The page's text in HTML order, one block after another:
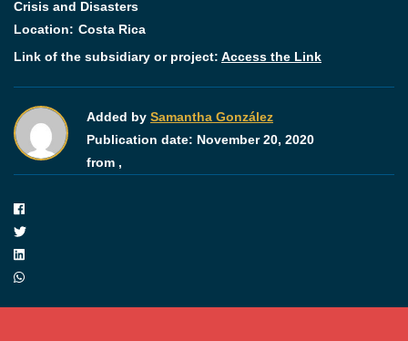
Crisis and Disasters
Location: Costa Rica
Link of the subsidiary or project: Access the Link
Added by Samantha González
Publication date: November 20, 2020
from ,